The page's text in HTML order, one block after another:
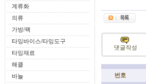
계류화
의류
가방/팩
타잉바이스/타잉도구
타잉재료
해클
바늘
댓글작성
번호